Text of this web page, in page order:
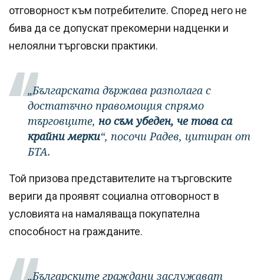
отговорност към потребителите. Според него не
бива да се допускат прекомерни надценки и
нелоялни търговски практики.
„Българската държава разполага с
достатъчно правомощия спрямо
търговците, но съм убеден, че това са
крайни мерки“, посочи Радев, цитиран от
БТА.
Той призова представителите на търговските
вериги да проявят социална отговорност в
условията на намаляваща покупателна
способност на гражданите.
„Българските граждани заслужават